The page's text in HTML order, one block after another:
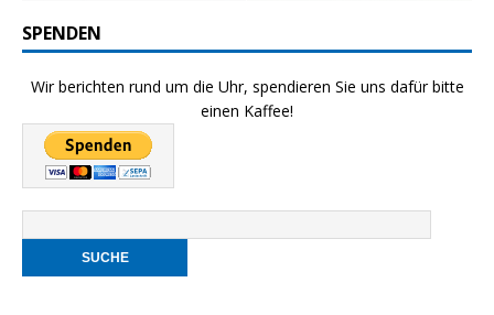
SPENDEN
Wir berichten rund um die Uhr, spendieren Sie uns dafür bitte
einen Kaffee!